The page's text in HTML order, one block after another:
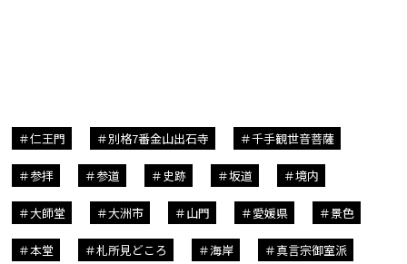
仁王門 別格7番金山出石寺 千手観世音菩薩
参拝 参道 史跡 坂道 境内
大師堂 大洲市 山門 愛媛県 景色
本堂 札所見どころ 海岸 真言宗御室派